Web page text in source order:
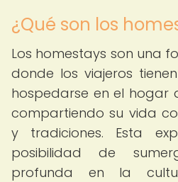
¿Qué son los
Los homestays son una
donde los viajeros
hospedarse en el hogar
compartiendo su vida
y tradiciones. Esta
posibilidad de
profunda en la